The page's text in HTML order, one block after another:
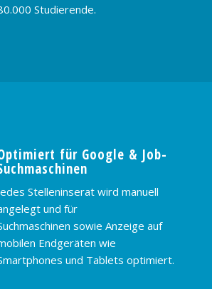
Studierende.
für Google & Job-
Stelleninserat wird manuell
und für
sowie Anzeige auf
Endgeräten wie
und Tablets optimiert.